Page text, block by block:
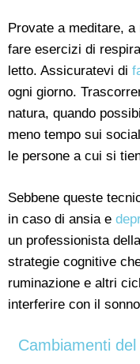
Provate a meditare,
fare esercizi di
letto. Assicuratevi di
ogni giorno.
natura, quando
meno tempo sui
le persone a cui si
Sebbene queste
in caso di ansia e
un professionista
strategie cognitive
ruminazione e altri
interferire con il
Cambiamenti